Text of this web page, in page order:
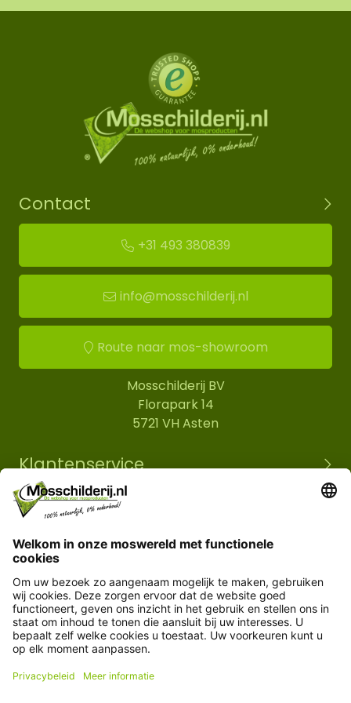
Contact
+31 493 380839
info@mosschilderij.nl
Route naar mos-showroom
Mosschilderij BV
Florapark 14
5721 VH Asten
Klantenservice
Informatie
© Copyright 2026 Mosschilderij.nl